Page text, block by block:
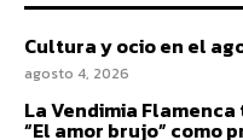
Cultura y ocio en el
agosto 4, 2026
La Vendimia
“El amor brujo” como